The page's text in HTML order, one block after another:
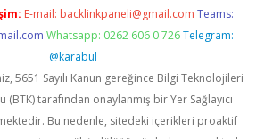
E-mail: backlinkpaneli@gmail.com Teams:
Whatsapp: 0262 606 0 726 Telegram:
@karabul
5651 Sayılı Kanun gereğince Bilgi Teknolojileri
tarafından onaylanmış bir Yer Sağlayıcı
Bu nedenle, sitedeki içerikleri proaktif